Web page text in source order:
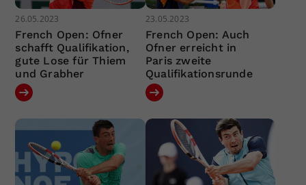
26.05.2023
French Open: Ofner
schafft Qualifikation,
gute Lose für Thiem
und Grabher
23.05.2023
French Open: Auch
Ofner erreicht in
Paris zweite
Qualifikationsrunde